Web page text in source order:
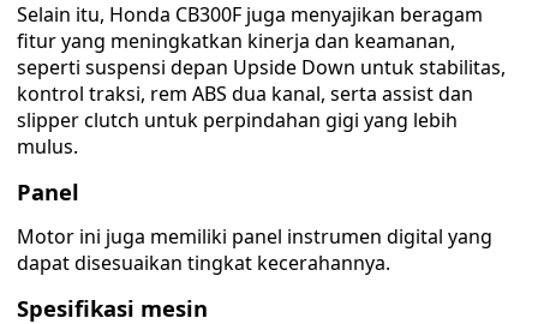
Selain itu, Honda CB300F juga menyajikan beragam
fitur yang meningkatkan kinerja dan keamanan,
seperti suspensi depan Upside Down untuk stabilitas,
kontrol traksi, rem ABS dua kanal, serta assist dan
slipper clutch untuk perpindahan gigi yang lebih
mulus.
Panel
Motor ini juga memiliki panel instrumen digital yang
dapat disesuaikan tingkat kecerahannya.
Spesifikasi mesin